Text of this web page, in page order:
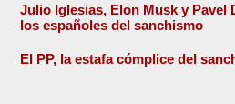
Julio Iglesias, Elon Musk y Pavel
los españoles del sanchismo
El PP, la estafa cómplice del